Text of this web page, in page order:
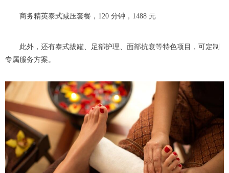
商务精英泰式减压套餐，120 分钟，1488 元
此外，还有泰式拔罐、足部护理、面部抗衰等特色项目，可定制
专属服务方案。